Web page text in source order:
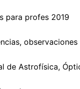
para profes 2019
observaciones
de Astrofísica,